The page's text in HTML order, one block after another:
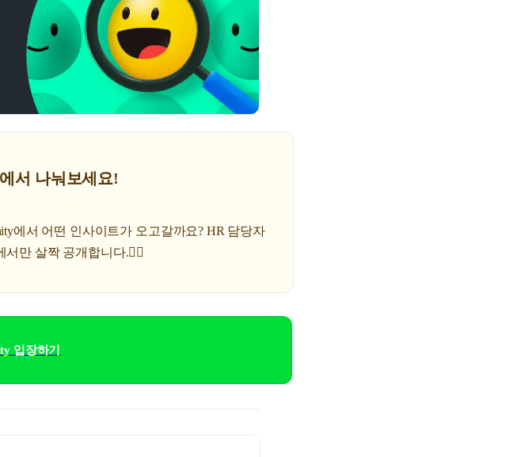
서 나눠보세요!
에서 어떤 인사이트가 오고갈까요? HR 담당자
만 살짝 공개합니다.🤹‍♀️
입장하기